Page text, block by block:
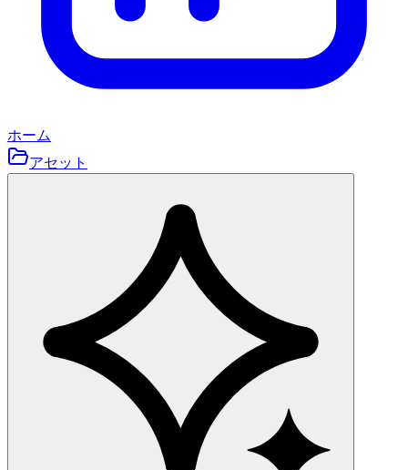
ホーム
アセット